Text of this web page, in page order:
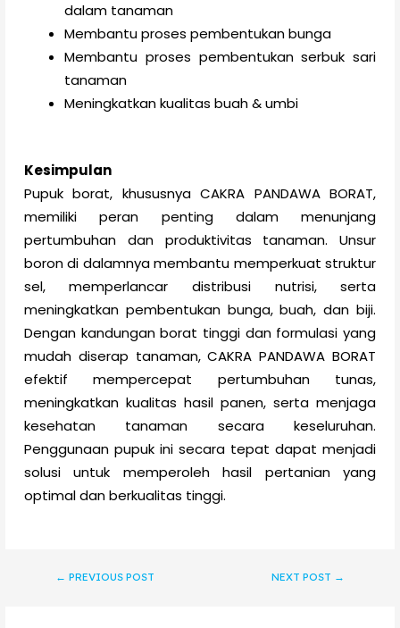
dalam tanaman
Membantu proses pembentukan bunga
Membantu proses pembentukan serbuk sari
tanaman
Meningkatkan kualitas buah & umbi
Kesimpulan
Pupuk borat, khususnya CAKRA PANDAWA BORAT,
memiliki peran penting dalam menunjang
pertumbuhan dan produktivitas tanaman. Unsur
boron di dalamnya membantu memperkuat struktur
sel, memperlancar distribusi nutrisi, serta
meningkatkan pembentukan bunga, buah, dan biji.
Dengan kandungan borat tinggi dan formulasi yang
mudah diserap tanaman, CAKRA PANDAWA BORAT
efektif mempercepat pertumbuhan tunas,
meningkatkan kualitas hasil panen, serta menjaga
kesehatan tanaman secara keseluruhan.
Penggunaan pupuk ini secara tepat dapat menjadi
solusi untuk memperoleh hasil pertanian yang
optimal dan berkualitas tinggi.
← PREVIOUS POST NEXT POST →